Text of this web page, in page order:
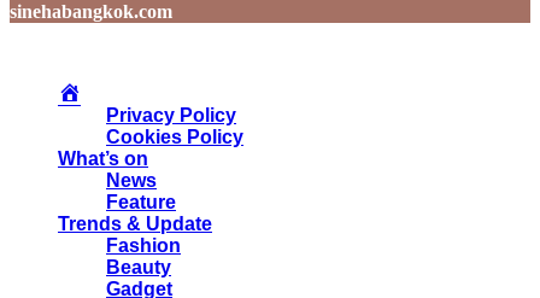
sinehabangkok.com
Privacy Policy
Cookies Policy
What’s on
News
Feature
Trends & Update
Fashion
Beauty
Gadget